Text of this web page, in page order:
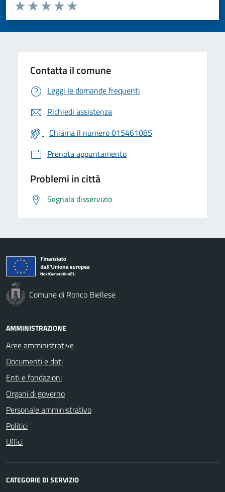
Valuta da 1 a 5 stelle la pagina
Valuta 5 stelle su 5
Valuta 4 stelle su 5
Valuta 3 stelle su 5
Valuta 2 stelle su 5
Valuta 1 stelle su 5
Contatta il comune
Leggi le domande frequenti
Richiedi assistenza
Chiama il numero 015461085
Prenota appuntamento
Problemi in città
Segnala disservizio
Comune di Ronco Biellese
AMMINISTRAZIONE
Aree amministrative
Documenti e dati
Enti e fondazioni
Organi di governo
Personale amministrativo
Politici
Uffici
CATEGORIE DI SERVIZIO